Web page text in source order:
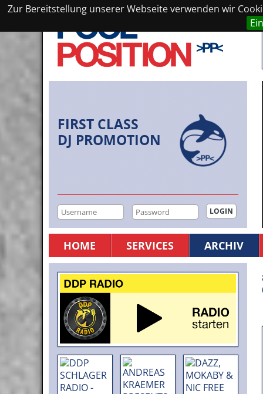
Zur Bereitstellung unserer Webseite verwenden wir
FIRST CLASS
DJ PROMOTION
HOME SERVICES ARCHIV